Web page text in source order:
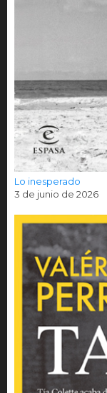
Lo inesperado
3 de junio de 2026